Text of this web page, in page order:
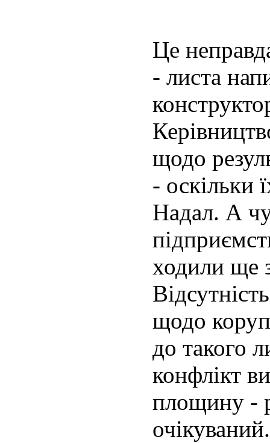
Це
- листа
щодо
- оскільки
Надал. А
ходили ще
щодо
до такого
конфлікт
площину -
очікуваний.